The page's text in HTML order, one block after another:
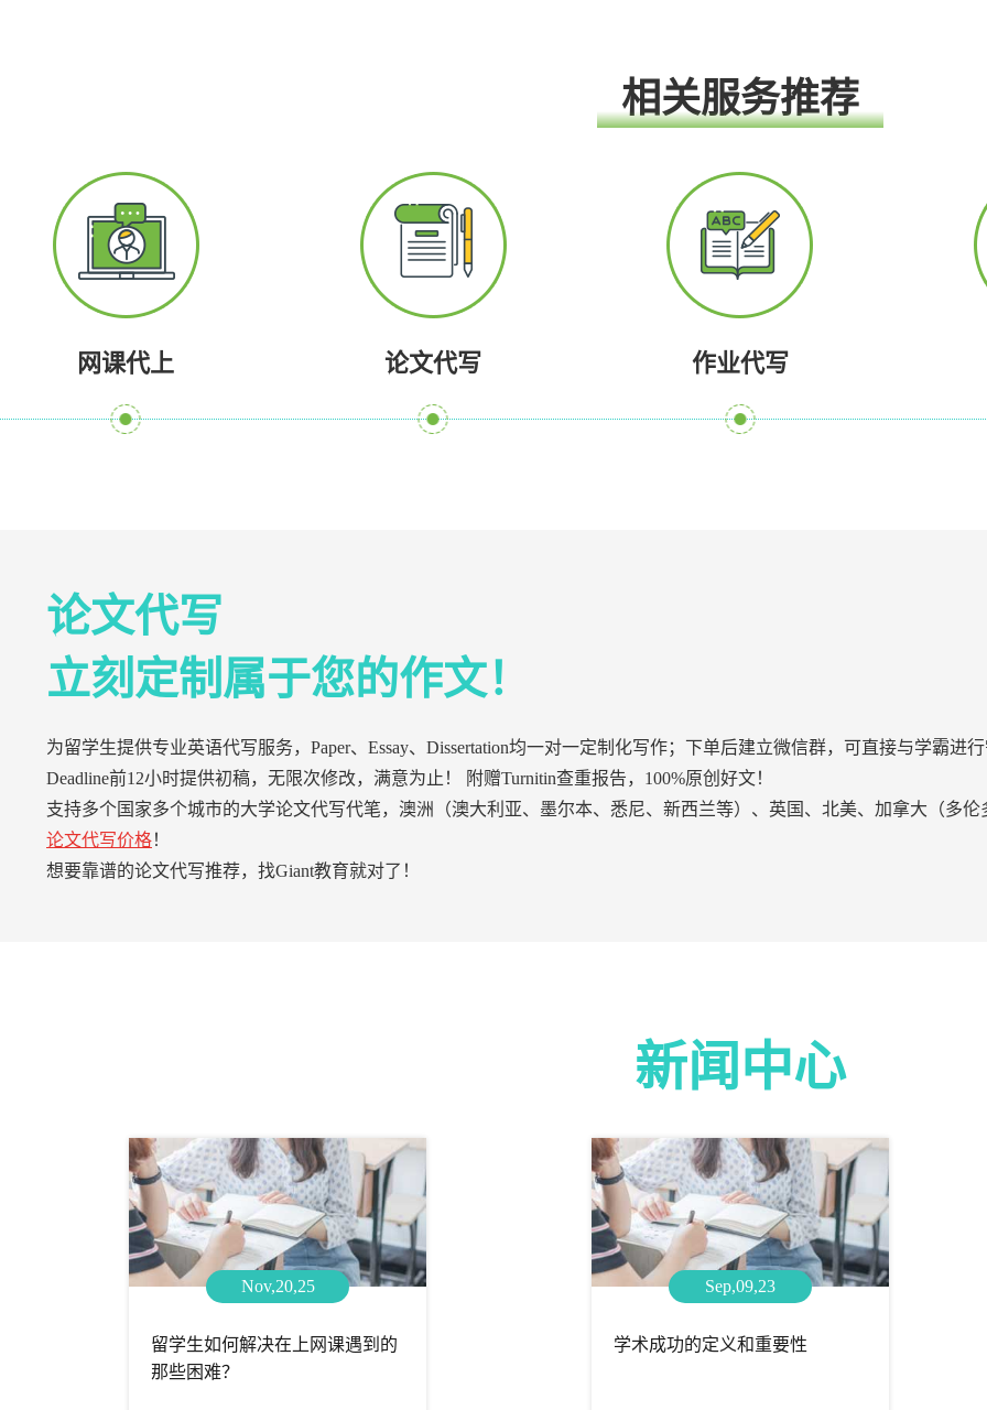
相关服务推荐
网课代上 论文代写 作业代写
论文代写
立刻定制属于您的作文！
为留学生提供专业英语代写服务，Paper、Essay、Dissertation均一对一定制化写作；下单后建立微信群，可直接与学霸进
Deadline前12小时提供初稿，无限次修改，满意为止！ 附赠Turnitin查重报告，100%原创好文！
支持多个国家多个城市的大学论文代写代笔，澳洲（澳大利亚、墨尔本、悉尼、新西兰等）、英国、北美、加拿大（多
论文代写价格！
想要靠谱的论文代写推荐，找Giant教育就对了！
新闻中心
Nov,20,25
留学生如何解决在上网课遇到的
那些困难？
Sep,09,23
学术成功的定义和重要性